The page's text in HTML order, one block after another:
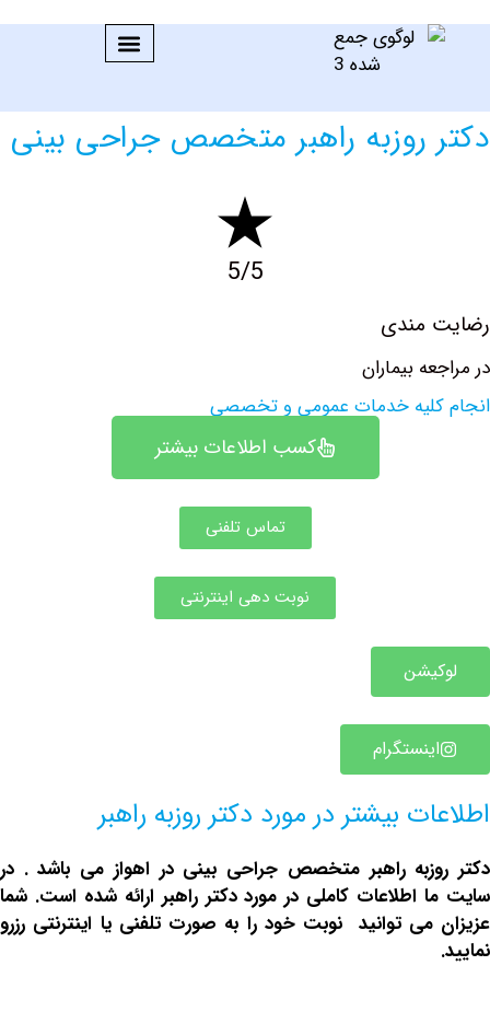
روزبه راهبر متخصص جراحی بینی
مندی
بیماران
خدمات عمومی و تخصصی
کسب اطلاعات بیشتر
تماس تلفنی
نوبت دهی اینترنتی
بیشتر در مورد دکتر روزبه راهبر
راهبر متخصصجراحی بینی در اهوازمی باشد . در
اطلاعات کاملی در مورد دکتر راهبر ارائه شده است. شما
توانید نوبت خود را به صورت تلفنی یا اینترنتی رزرو